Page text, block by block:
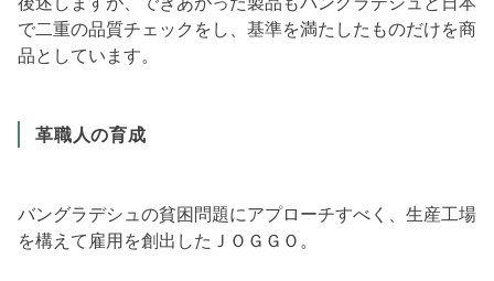
で二重の品質チェックをし、基準を満たしたものだけを商
品としています。
革職人の育成
バングラデシュの貧困問題にアプローチすべく、生産工場
を構えて雇用を創出したＪＯＧＧＯ。